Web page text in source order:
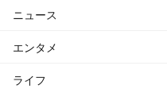
ニュース
エンタメ
ライフ